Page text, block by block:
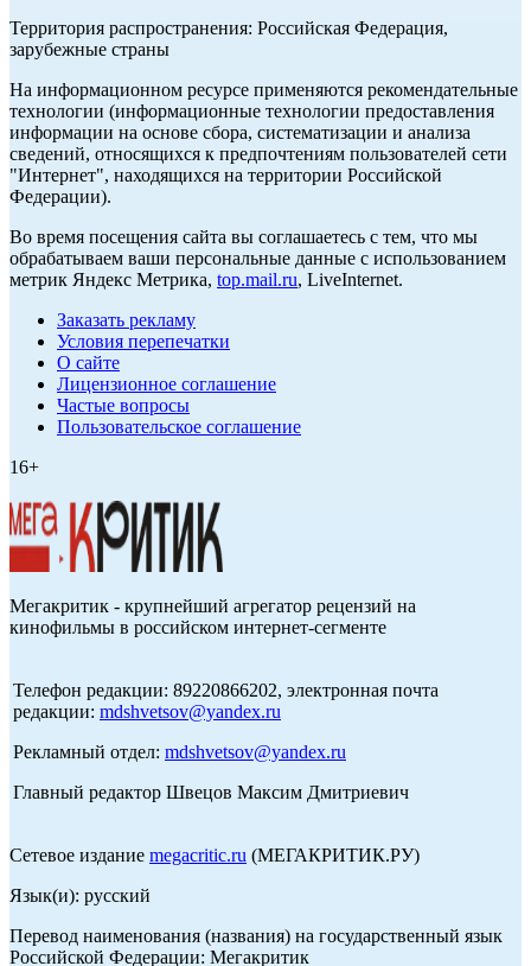
Территория распространения: Российская Федерация,
зарубежные страны
На информационном ресурсе применяются рекомендательные
технологии (информационные технологии предоставления
информации на основе сбора, систематизации и анализа
сведений, относящихся к предпочтениям пользователей сети
"Интернет", находящихся на территории Российской
Федерации).
Во время посещения сайта вы соглашаетесь с тем, что мы
обрабатываем ваши персональные данные с использованием
метрик Яндекс Метрика, top.mail.ru, LiveInternet.
Заказать рекламу
Условия перепечатки
О сайте
Лицензионное соглашение
Частые вопросы
Пользовательское соглашение
16+
Мегакритик - крупнейший агрегатор рецензий на
кинофильмы в российском интернет-сегменте
Телефон редакции: 89220866202, электронная почта
редакции: mdshvetsov@yandex.ru
Рекламный отдел: mdshvetsov@yandex.ru
Главный редактор Швецов Максим Дмитриевич
Сетевое издание megacritic.ru (МЕГАКРИТИК.РУ)
Язык(и): русский
Перевод наименования (названия) на государственный язык
Российской Федерации: Мегакритик